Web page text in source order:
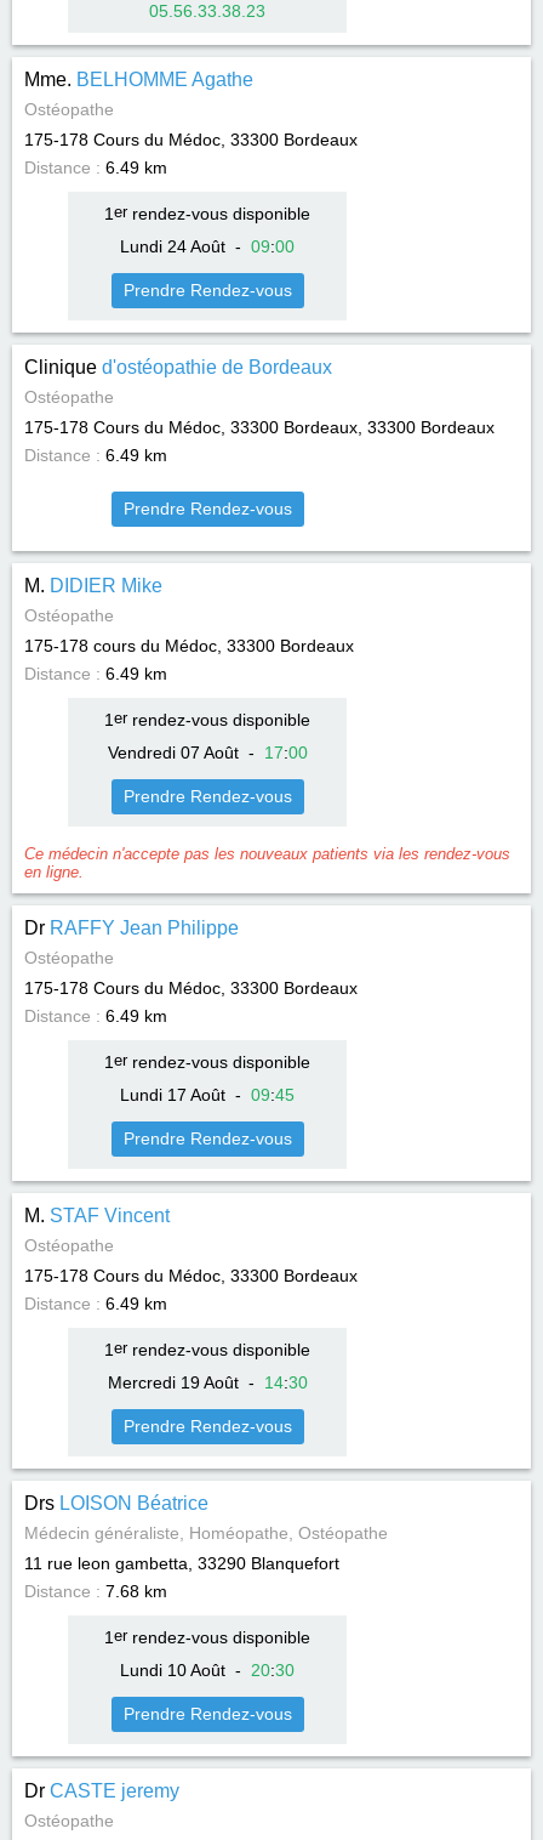
05.56.33.38.23
Mme. BELHOMME Agathe
Ostéopathe
175-178 Cours du Médoc, 33300 Bordeaux
Distance : 6.49 km
1 errendez-vous disponible
Lundi 24 Août - 09:00
Prendre Rendez-vous
Clinique d'ostéopathie de Bordeaux
Ostéopathe
175-178 Cours du Médoc, 33300 Bordeaux, 33300 Bordeaux
Distance : 6.49 km
Prendre Rendez-vous
M. DIDIER Mike
Ostéopathe
175-178 cours du Médoc, 33300 Bordeaux
Distance : 6.49 km
1 errendez-vous disponible
Vendredi 07 Août- 17:00
Prendre Rendez-vous
Ce médecin n'accepte pas les nouveaux patients via les rendez-vous
en ligne.
Dr RAFFY Jean Philippe
Ostéopathe
175-178 Cours du Médoc, 33300 Bordeaux
Distance : 6.49 km
1 errendez-vous disponible
Lundi 17 Août - 09:45
Prendre Rendez-vous
M. STAF Vincent
Ostéopathe
175-178 Cours du Médoc, 33300 Bordeaux
Distance : 6.49 km
1 errendez-vous disponible
Mercredi 19 Août- 14:30
Prendre Rendez-vous
Drs LOISON Béatrice
Médecin généraliste, Homéopathe, Ostéopathe
11 rue leon gambetta, 33290 Blanquefort
Distance : 7.68 km
1 errendez-vous disponible
Lundi 10 Août - 20:30
Prendre Rendez-vous
Dr CASTE jeremy
Ostéopathe